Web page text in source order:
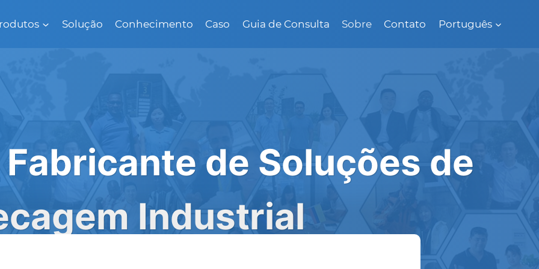
Solução Conhecimento Caso Guia de Consulta Sobre Contato Português
de Soluções de
Industrial